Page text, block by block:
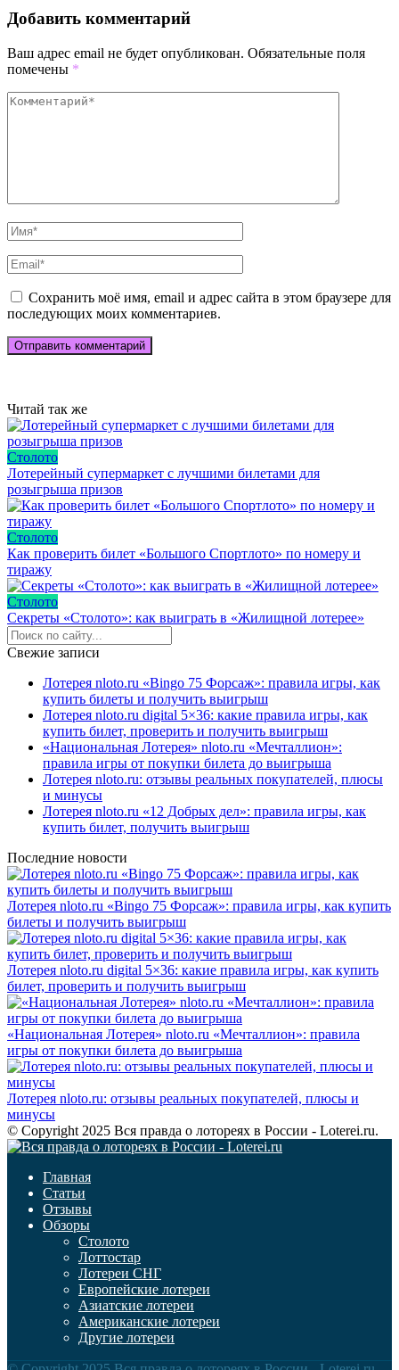
Добавить комментарий
Ваш адрес email не будет опубликован. Обязательные поля
помечены *
Сохранить моё имя, email и адрес сайта в этом браузере для
последующих моих комментариев.
Читай так же
Столото
Лотерейный супермаркет с лучшими билетами для
розыгрыша призов
Столото
Как проверить билет «Большого Спортлото» по номеру и
тиражу
Столото
Секреты «Столото»: как выиграть в «Жилищной лотерее»
Свежие записи
Лотерея nloto.ru «Bingo 75 Форсаж»: правила игры, как
купить билеты и получить выигрыш
Лотерея nloto.ru digital 5×36: какие правила игры, как
купить билет, проверить и получить выигрыш
«Национальная Лотерея» nloto.ru «Мечталлион»:
правила игры от покупки билета до выигрыша
Лотерея nloto.ru: отзывы реальных покупателей, плюсы
и минусы
Лотерея nloto.ru «12 Добрых дел»: правила игры, как
купить билет, получить выигрыш
Последние новости
Лотерея nloto.ru «Bingo 75 Форсаж»: правила игры, как купить
билеты и получить выигрыш
Лотерея nloto.ru digital 5×36: какие правила игры, как купить
билет, проверить и получить выигрыш
«Национальная Лотерея» nloto.ru «Мечталлион»: правила
игры от покупки билета до выигрыша
Лотерея nloto.ru: отзывы реальных покупателей, плюсы и
минусы
© Copyright 2025 Вся правда о лотореях в России - Loterei.ru.
Главная
Статьи
Отзывы
Обзоры
Столото
Лоттостар
Лотереи СНГ
Европейские лотереи
Азиатские лотереи
Американские лотереи
Другие лотереи